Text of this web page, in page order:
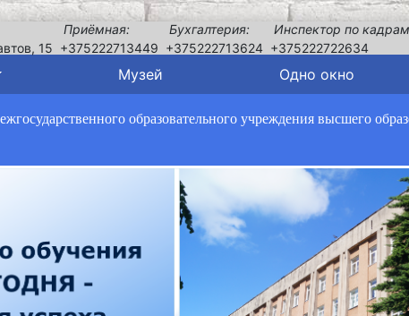
15
Приёмная:
+375222713449
Бухгалтерия:
+375222713624
Инспектор по
+375222722634
Музей Одно окно
образовательного учреждения высшего